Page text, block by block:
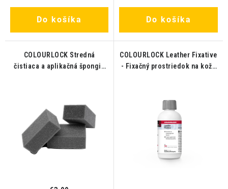
Do košíka Do košíka
COLOURLOCK Stredná
čistiaca a aplikačná špongia
COLOURLOCK Leather Fixative
- Fixačný prostriedok na kožu